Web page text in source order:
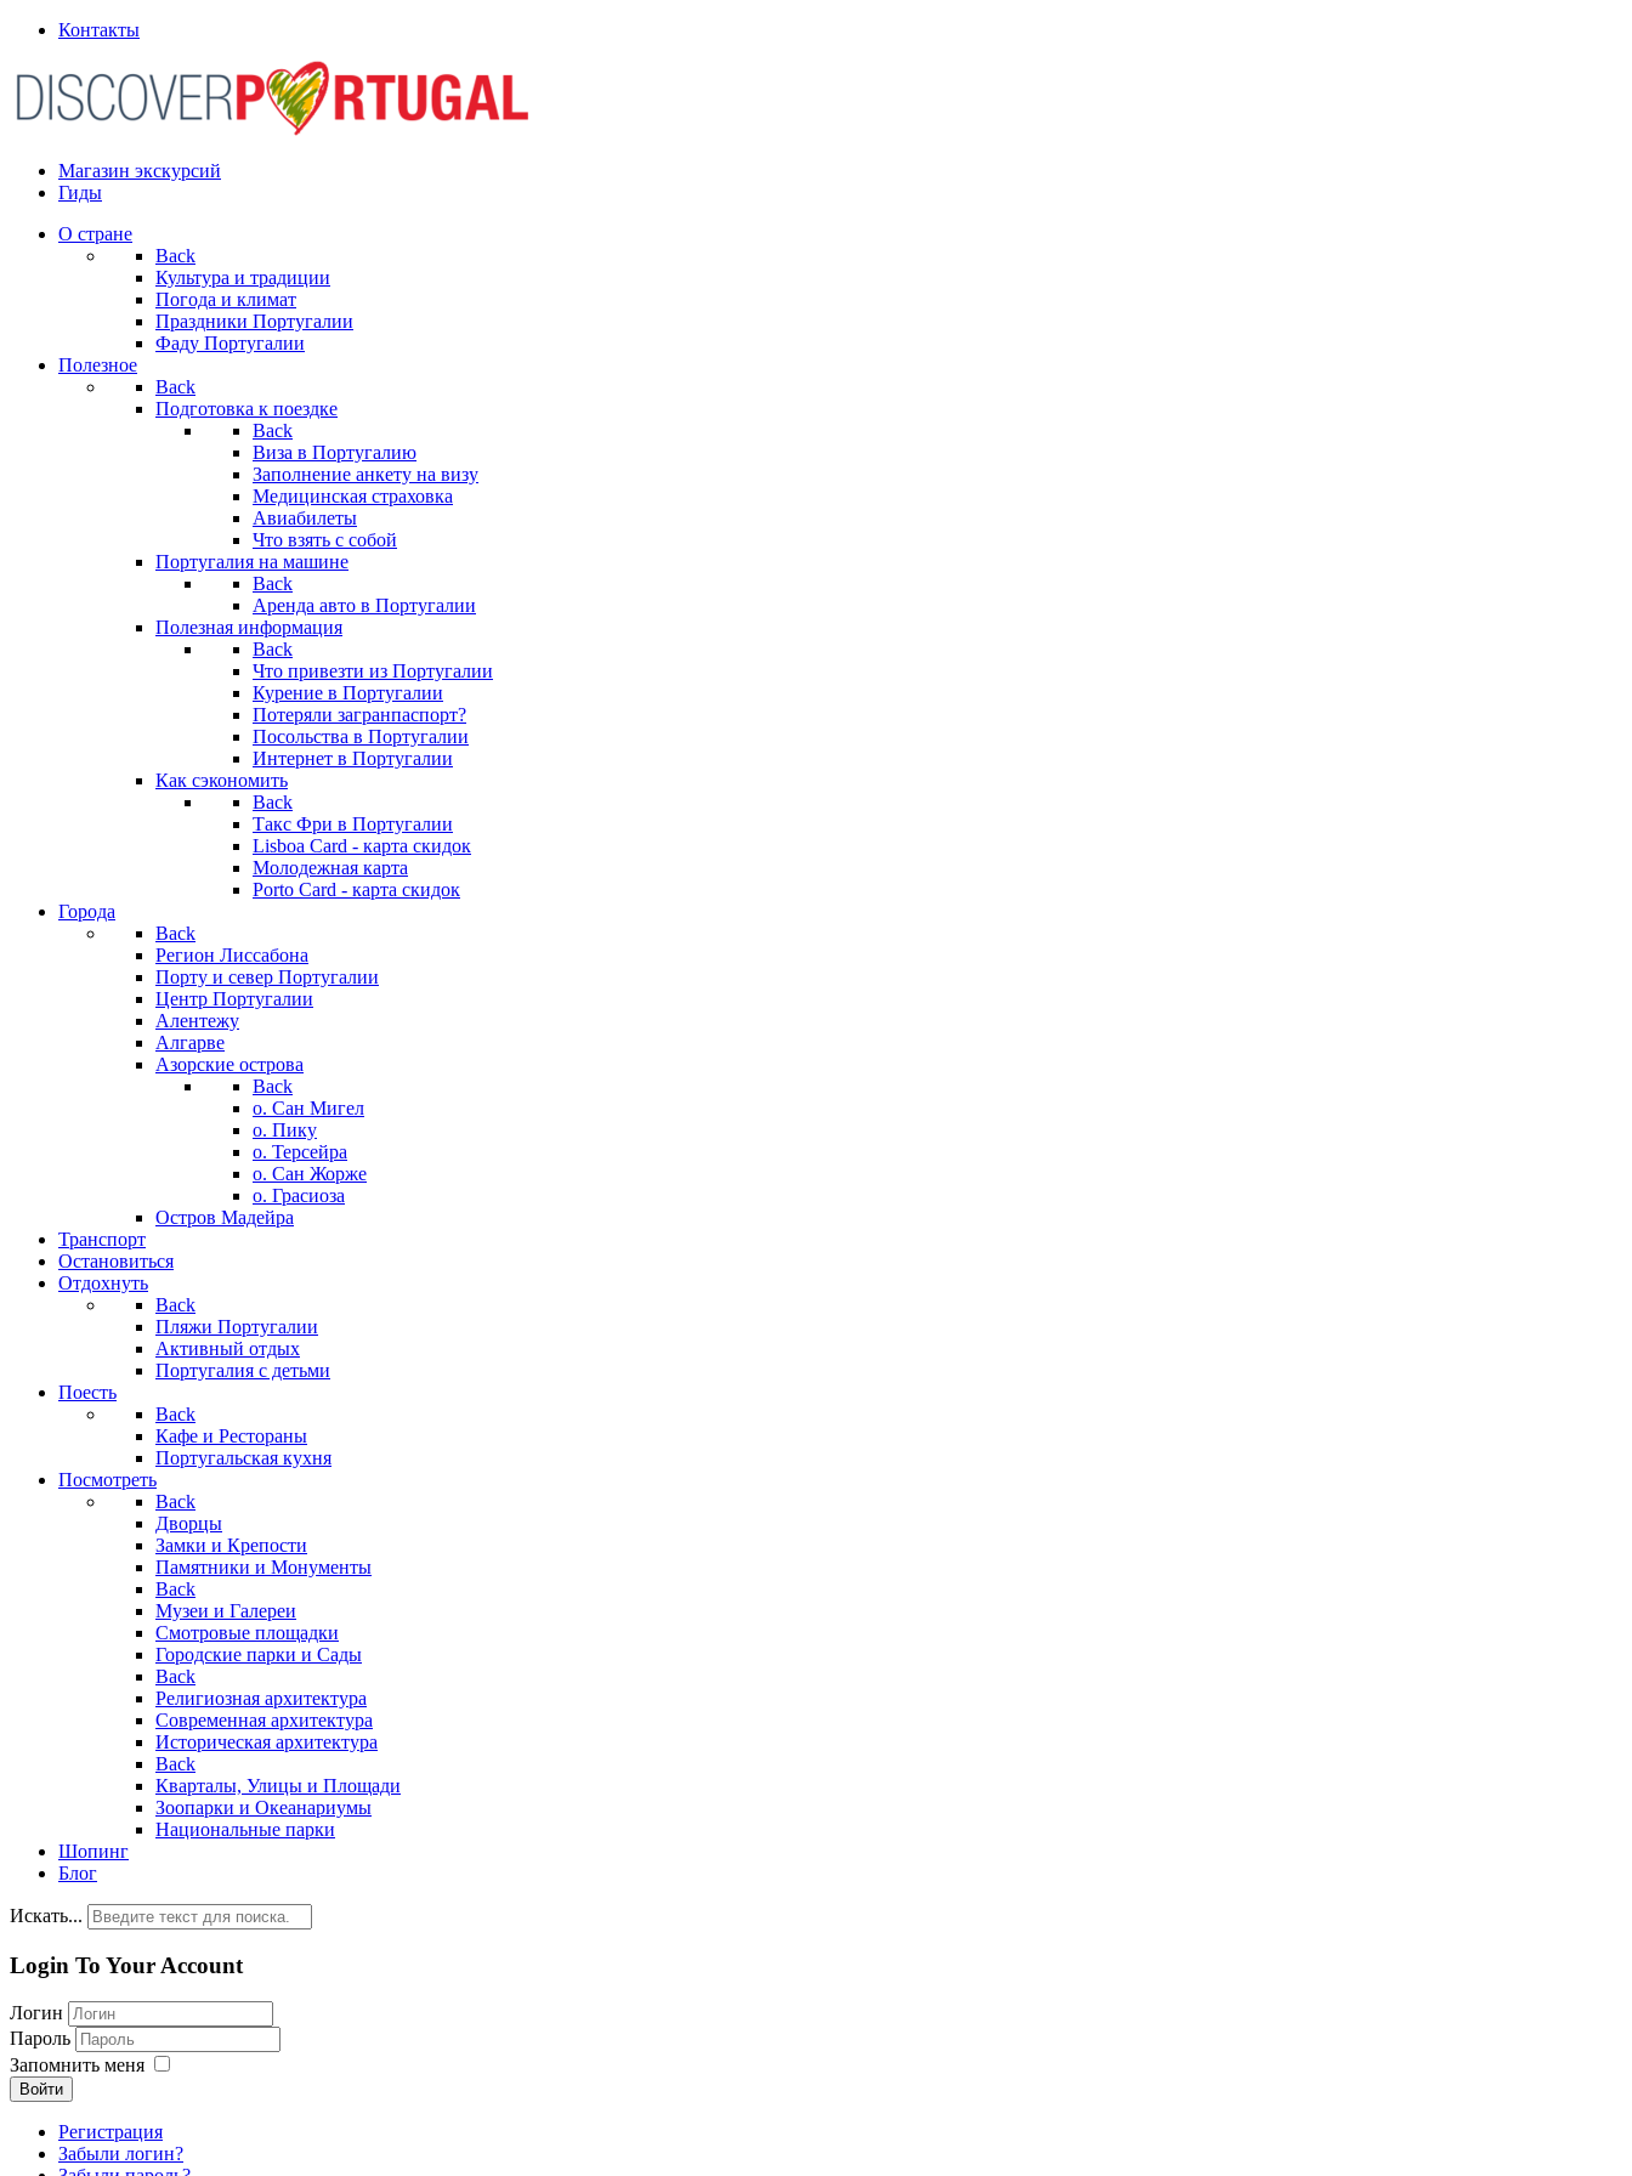
Контакты
Магазин экскурсий
Гиды
О стране
Back
Культура и традиции
Погода и климат
Праздники Португалии
Фаду Португалии
Полезное
Back
Подготовка к поездке
Back
Виза в Португалию
Заполнение анкету на визу
Медицинская страховка
Авиабилеты
Что взять с собой
Португалия на машине
Back
Аренда авто в Португалии
Полезная информация
Back
Что привезти из Португалии
Курение в Португалии
Потеряли загранпаспорт?
Посольства в Португалии
Интернет в Португалии
Как сэкономить
Back
Такс Фри в Португалии
Lisboa Card - карта скидок
Молодежная карта
Porto Card - карта скидок
Города
Back
Регион Лиссабона
Порту и север Португалии
Центр Португалии
Алентежу
Алгарве
Азорские острова
Back
о. Сан Мигел
о. Пику
о. Терсейра
о. Сан Жорже
о. Грасиоза
Остров Мадейра
Транспорт
Остановиться
Отдохнуть
Back
Пляжи Португалии
Активный отдых
Португалия с детьми
Поесть
Back
Кафе и Рестораны
Португальская кухня
Посмотреть
Back
Дворцы
Замки и Крепости
Памятники и Монументы
Back
Музеи и Галереи
Смотровые площадки
Городские парки и Сады
Back
Религиозная архитектура
Современная архитектура
Историческая архитектура
Back
Кварталы, Улицы и Площади
Зоопарки и Океанариумы
Национальные парки
Шопинг
Блог
Искать...
Login To Your Account
Логин
Пароль
Запомнить меня
Войти
Регистрация
Забыли логин?